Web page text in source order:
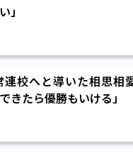
」
校へと導いた相思相
きたら優勝もいける」